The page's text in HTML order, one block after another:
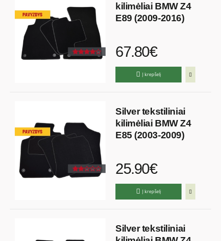
kilimėliai BMW Z4
E89 (2009-2016)
67.80€
Į krepšelį
Silver tekstiliniai
kilimėliai BMW Z4
E85 (2003-2009)
25.90€
Į krepšelį
Silver tekstiliniai